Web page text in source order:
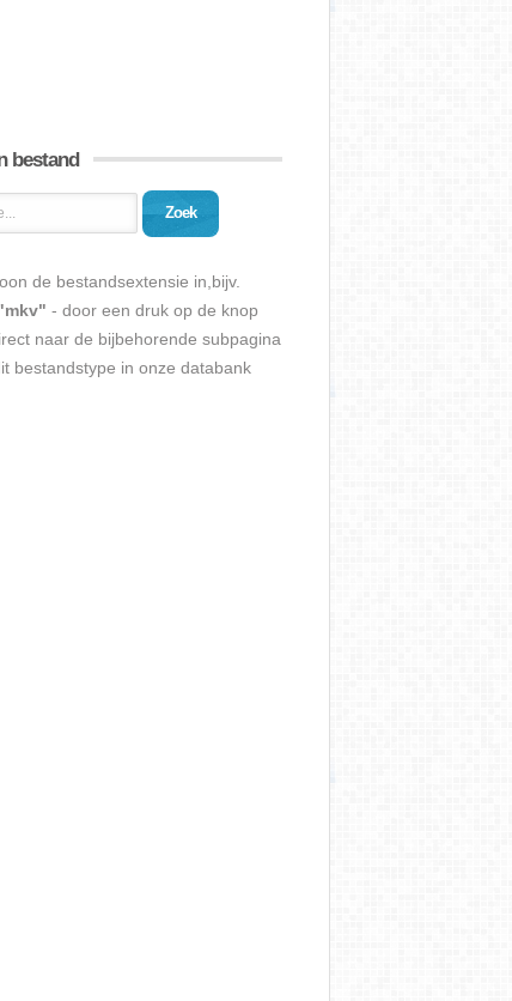
bestand
Zoek
de bestandsextensie in,bijv.
- door een druk op de knop
naar de bijbehorende subpagina
bestandstype in onze databank